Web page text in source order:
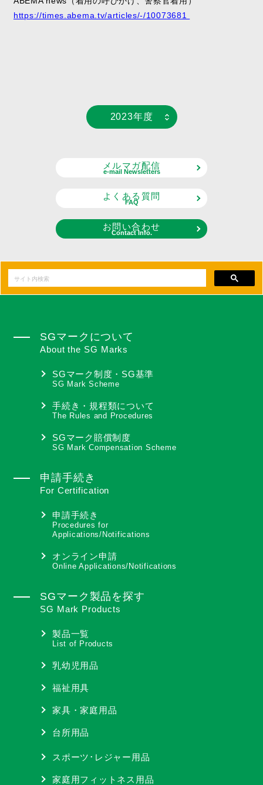
https://times.abema.tv/articles/-/10073681
2023年度
メルマガ配信
e-mail Newsletters
よくある質問
FAQ
お問い合わせ
Contact Info.
SGマークについて
About the SG Marks
SGマーク制度・SG基準
SG Mark Scheme
手続き・規程類について
The Rules and Procedures
SGマーク賠償制度
SG Mark Compensation Scheme
申請手続き
For Certification
申請手続き
Procedures for
Applications/Notifications
オンライン申請
Online Applications/Notifications
SGマーク製品を探す
SG Mark Products
製品一覧
List of Products
乳幼児用品
福祉用具
家具・家庭用品
台所用品
スポーツ･レジャー用品
家庭用フィットネス用品